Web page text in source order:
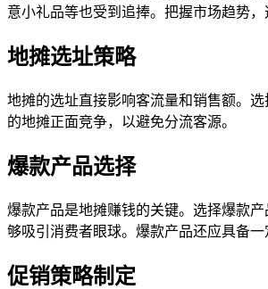
意小礼品等也受到追捧。把握市场趋势
地摊选址策略
地摊的选址直接影响客流量和销售额。
的地摊正面竞争，以避免分流客源。
爆款产品选择
爆款产品是地摊赚钱的关键。选择爆款
够吸引消费者眼球。爆款产品还应具备
促销策略制定